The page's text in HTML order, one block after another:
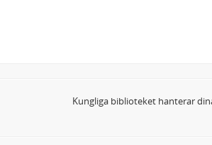
Kungliga biblioteket hanterar